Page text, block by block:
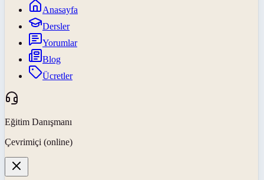
Anasayfa
Dersler
Yorumlar
Blog
Ücretler
Eğitim Danışmanı
Çevrimiçi (online)